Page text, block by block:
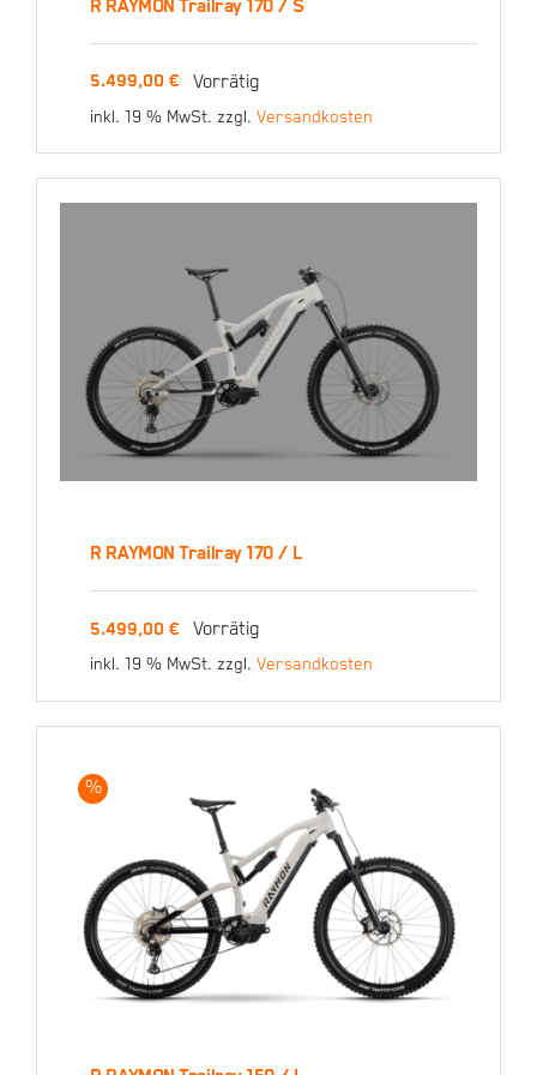
S
5.499,00€
R RAYMON Trailray 170 / S
5.499,00€ Vorrätig
inkl. 19 % MwSt. zzgl.Versandkosten
L
5.499,00€
R RAYMON Trailray 170 / L
5.499,00€ Vorrätig
inkl. 19 % MwSt. zzgl.Versandkosten
%